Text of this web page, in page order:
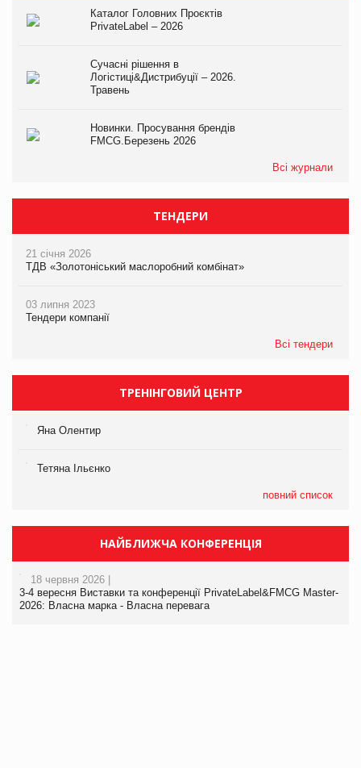
Каталог Головних Проєктів
PrivateLabel – 2026
Сучасні рішення в
Логістиці&Дистрибуції – 2026.
Травень
Новинки. Просування брендів
FMCG.Березень 2026
Всі журнали
ТЕНДЕРИ
21 січня 2026
ТДВ «Золотоніський маслоробний комбінат»
03 липня 2023
Тендери компанії
Всі тендери
ТРЕНІНГОВИЙ ЦЕНТР
Яна Олентир
Тетяна Ільєнко
повний список
НАЙБЛИЖЧА КОНФЕРЕНЦІЯ
18 червня 2026 |
3-4 вересня Виставки та конференції PrivateLabel&FMCG Master-
2026: Власна марка - Власна перевага